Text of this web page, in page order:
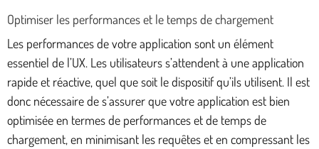
Optimiser les performances et le temps de chargement
Les performances de votre application sont un élément
essentiel de l’UX. Les utilisateurs s’attendent à une application
rapide et réactive, quel que soit le dispositif qu’ils utilisent. Il est
donc nécessaire de s’assurer que votre application est bien
optimisée en termes de performances et de temps de
chargement, en minimisant les requêtes et en compressant les